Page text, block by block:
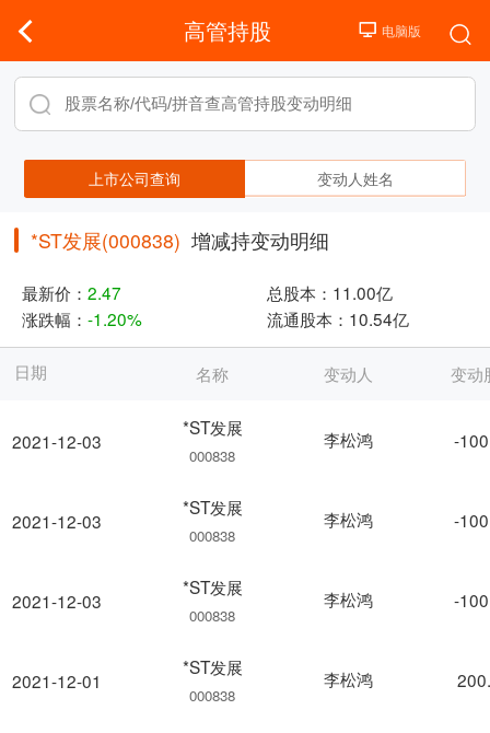
高管持股
上市公司查询 变动人姓名
*ST发展(000838) 增减持变动明细
最新价： 2.47 总股本： 11.00亿
涨跌幅： -1.20% 流通股本： 10.54亿
日期
2021-12-03
2021-12-03
2021-12-03
2021-12-01
名称 变动人 变动
*ST发展
000838
李松鸿 -
*ST发展
000838
李松鸿 -
*ST发展
000838
李松鸿 -
*ST发展
000838
李松鸿